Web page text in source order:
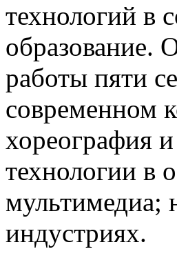
технологий в
образование.
работы пяти
современном
хореография
технологии в
мультимедиа;
индустриях.